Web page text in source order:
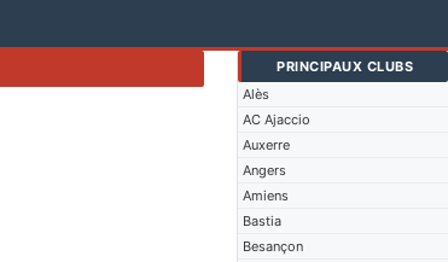
PRINCIPAUX CLUBS
Alès
AC Ajaccio
Auxerre
Angers
Amiens
Bastia
Besançon